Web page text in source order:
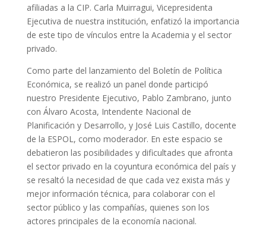
afiliadas a la CIP. Carla Muirragui, Vicepresidenta
Ejecutiva de nuestra institución, enfatizó la importancia
de este tipo de vínculos entre la Academia y el sector
privado.
Como parte del lanzamiento del Boletín de Política
Económica, se realizó un panel donde participó
nuestro Presidente Ejecutivo, Pablo Zambrano, junto
con Álvaro Acosta, Intendente Nacional de
Planificación y Desarrollo, y José Luis Castillo, docente
de la ESPOL, como moderador. En este espacio se
debatieron las posibilidades y dificultades que afronta
el sector privado en la coyuntura económica del país y
se resaltó la necesidad de que cada vez exista más y
mejor información técnica, para colaborar con el
sector público y las compañías, quienes son los
actores principales de la economía nacional.